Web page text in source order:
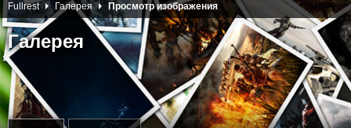
Галерея
Fullrest Галерея Просмотр изображения